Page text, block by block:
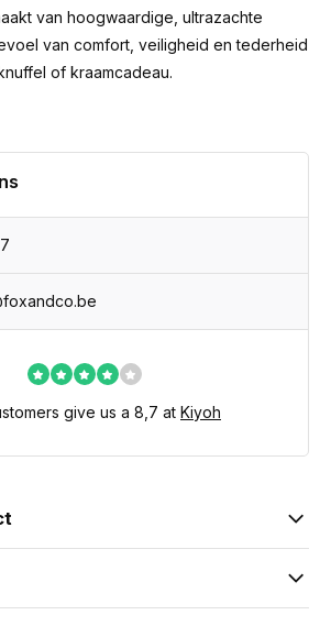
van hoogwaardige, ultrazachte
van comfort, veiligheid en tederheid
of kraamcadeau.
give us a 8,7 at Kiyoh